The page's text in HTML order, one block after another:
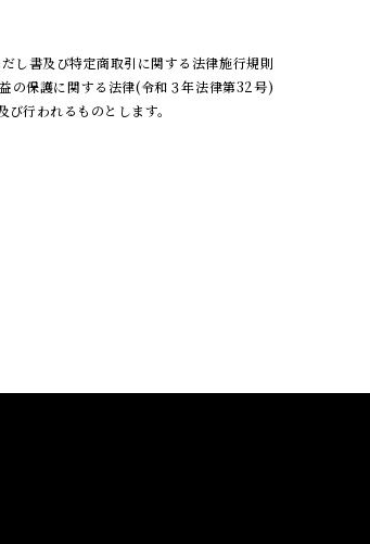
し書及び特定商取引に関する法律施行規則
の保護に関する法律(令和３年法律第32号)
行われるものとします。